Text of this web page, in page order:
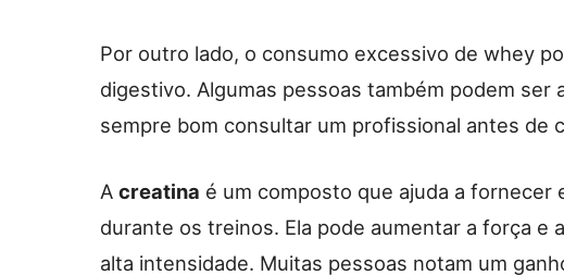
Por outro lado, o consumo excessivo de whey
digestivo. Algumas pessoas também podem ser
sempre bom consultar um profissional antes de
A creatina é um composto que ajuda a fornecer
durante os treinos. Ela pode aumentar a força e
alta intensidade. Muitas pessoas notam um